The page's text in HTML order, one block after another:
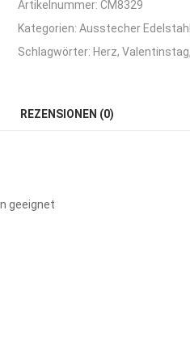
Artikelnummer:CM8329
Kategorien:Ausstecher
Schlagwörter: Herz,Valentinstag,
REZENSIONEN (0)
geeignet